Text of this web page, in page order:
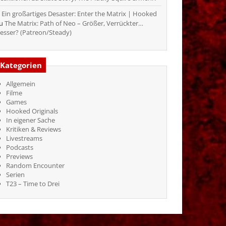
Ein großartiges Desaster: Enter the Matrix | Hooked
The Matrix: Path of Neo – Größer, Verrückter…
(Patreon/Steady)
Kategorien
Allgemein
Filme
Games
Hooked Originals
In eigener Sache
Kritiken & Reviews
Livestreams
Podcasts
Previews
Random Encounter
Serien
T23 – Time to Drei